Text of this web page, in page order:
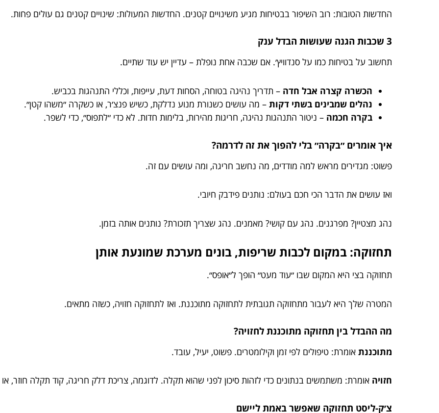
החדשות הטובות: רוב השיפור בבטיחות מגיע משינויים קטנים. החדשות המעולות: שינויים קטנים גם עולים פחות.
3 שכבות הגנה שעושות הבדל ענק
תחשוב על בטיחות כמו על סנדוויץ׳. אם שכבה אחת נופלת – עדיין יש עוד שתיים.
הכשרה קצרה אבל חדה – תדריך נהיגה בטוחה, הסחות דעת, עייפות, וכללי התנהגות בכביש.
נהלים שמבינים בשתי דקות – מה עושים כשנורת מנוע נדלקת, כשיש פנצ׳ר, או כשקרה ״משהו קטן״.
בקרה חכמה – ניטור התנהגות נהיגה, חריגות מהירות, בלימות חדות. לא כדי ״לתפוס״, כדי לשפר.
איך אומרים ״בקרה״ בלי להפוך את זה לדרמה?
פשוט: מגדירים מראש למה מודדים, מה נחשב חריגה, ומה עושים עם זה.
ואז עושים את הדבר הכי חכם בעולם: נותנים פידבק חיובי.
נהג מצטיין? מפרגנים. נהג עם קושי? מאמנים. נהג שצריך תזכורת? נותנים אותה בזמן.
תחזוקה: במקום לכבות שריפות, בונים מערכת שמונעת אותן
תחזוקה בצי היא המקום שבו ״עוד מעט״ הופך ל״אופס״.
המטרה שלך היא לעבור מתחזוקה תגובתית לתחזוקה מתוכננת. ואז לתחזוקה חזויה, כשזה מתאים.
מה ההבדל בין תחזוקה מתוכננת לחזויה?
מתוכננת אומרת: טיפולים לפי זמן וקילומטרים. פשוט, יעיל, עובד.
חזויה אומרת: משתמשים בנתונים כדי לזהות סיכון לפני שהוא תקלה. לדוגמה, צריכת דלק חריגה, קוד תקלה חוזר,
צ׳ק-ליסט תחזוקה שאפשר באמת ליישם